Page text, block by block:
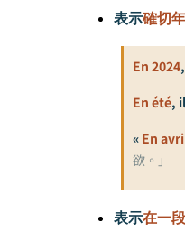
表示確切
En 2024
En été,
« En
欲。」
表示在一